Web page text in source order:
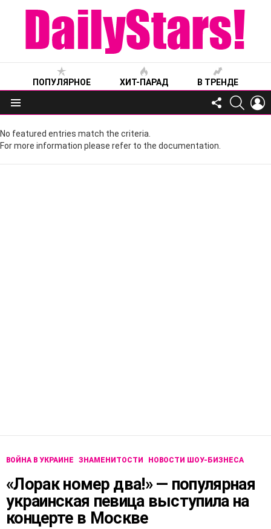
ПОПУЛЯРНОЕ ХИТ-ПАРАД В ТРЕНДЕ
Меню
FOLLOW
US
No featured entries match the criteria.
For more information please refer to the documentation.
ВОЙНА В УКРАИНЕ ЗНАМЕНИТОСТИ НОВОСТИ ШОУ-БИЗНЕСА
«Лорак номер два!» — популярная
украинская певица выступила на
концерте в Москве